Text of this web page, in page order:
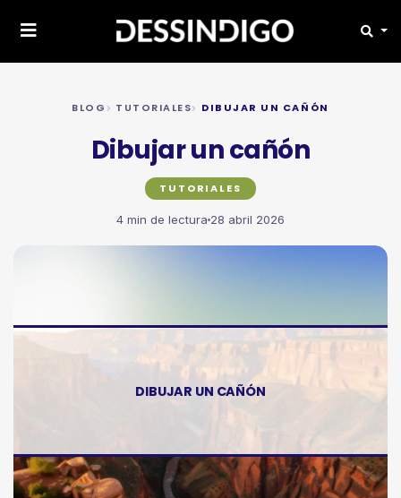
BLOG TUTORIALES DIBUJAR UN CAÑÓN
Dibujar un cañón
TUTORIALES
4 min de lectura 28 abril 2026
DIBUJAR UN CAÑÓN